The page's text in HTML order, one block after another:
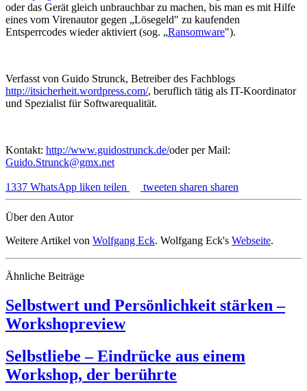
oder das Gerät gleich unbrauchbar zu machen, bis man es mit Hilfe
eines vom Virenautor gegen „Lösegeld" zu kaufenden
Entsperrcodes wieder aktiviert (sog. „Ransomware").
Verfasst von Guido Strunck, Betreiber des Fachblogs
http://itsicherheit.wordpress.com/, beruflich tätig als IT-Koordinator
und Spezialist für Softwarequalität.
Kontakt: http://www.guidostrunck.de/oder per Mail:
Guido.Strunck@gmx.net
1337 WhatsApp liken teilen tweeten sharen sharen
Über den Autor
Weitere Artikel von Wolfgang Eck. Wolfgang Eck's Webseite.
Ähnliche Beiträge
Selbstwert und Persönlichkeit stärken –
Workshopreview
Selbstliebe – Eindrücke aus einem
Workshop, der berührte